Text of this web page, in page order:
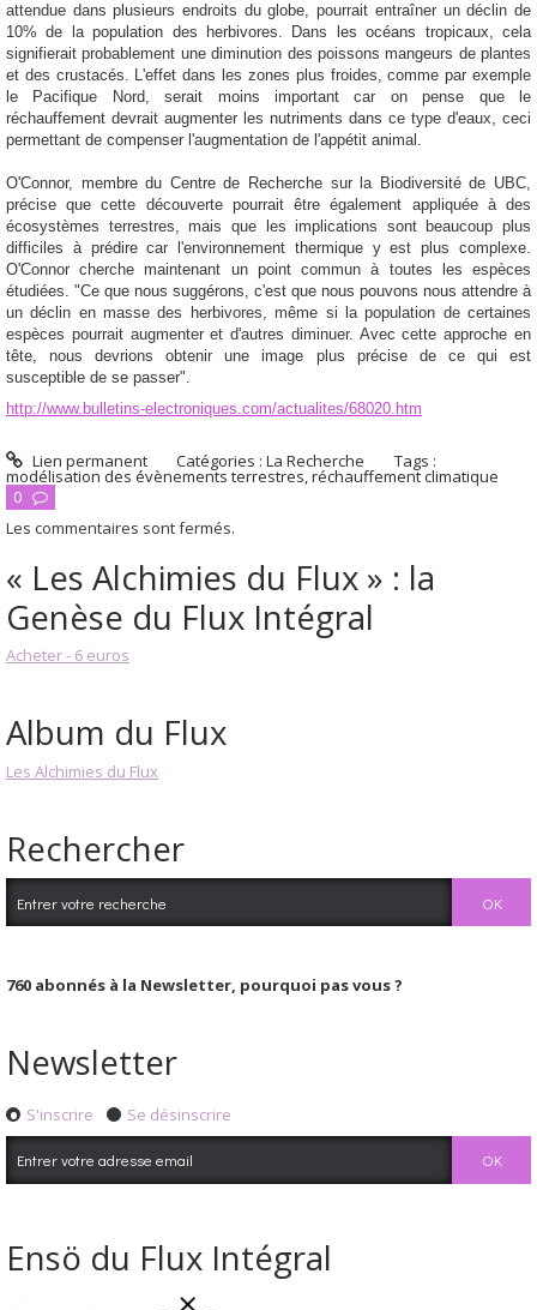
attendue dans plusieurs endroits du globe, pourrait entraîner un déclin de
10% de la population des herbivores. Dans les océans tropicaux, cela
signifierait probablement une diminution des poissons mangeurs de plantes
et des crustacés. L'effet dans les zones plus froides, comme par exemple
le Pacifique Nord, serait moins important car on pense que le
réchauffement devrait augmenter les nutriments dans ce type d'eaux, ceci
permettant de compenser l'augmentation de l'appétit animal.
O'Connor, membre du Centre de Recherche sur la Biodiversité de UBC,
précise que cette découverte pourrait être également appliquée à des
écosystèmes terrestres, mais que les implications sont beaucoup plus
difficiles à prédire car l'environnement thermique y est plus complexe.
O'Connor cherche maintenant un point commun à toutes les espèces
étudiées. "Ce que nous suggérons, c'est que nous pouvons nous attendre à
un déclin en masse des herbivores, même si la population de certaines
espèces pourrait augmenter et d'autres diminuer. Avec cette approche en
tête, nous devrions obtenir une image plus précise de ce qui est
susceptible de se passer".
http://www.bulletins-electroniques.com/actualites/68020.htm
Lien permanent Catégories :La Recherche Tags :
modélisation des évènements terrestres,réchauffement climatique
0
Les commentaires sont fermés.
« Les Alchimies du Flux » : la
Genèse du Flux Intégral
Acheter - 6 euros
Album du Flux
Les Alchimies du Flux
Rechercher
760 abonnés à la Newsletter, pourquoi pas vous ?
Newsletter
S'inscrire Se désinscrire
Ensö du Flux Intégral